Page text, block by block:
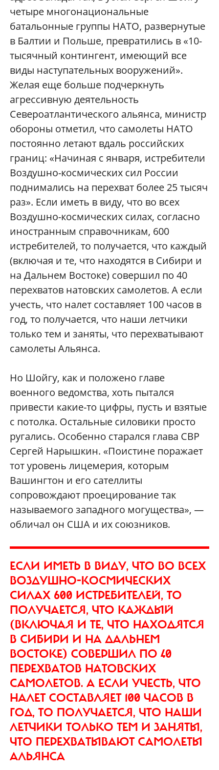
четыре многонациональные
батальонные группы НАТО, развернутые
в Балтии и Польше, превратились в «10-
тысячный контингент, имеющий все
виды наступательных вооружений».
Желая еще больше подчеркнуть
агрессивную деятельность
Североатлантического альянса, министр
обороны отметил, что самолеты НАТО
постоянно летают вдаль российских
границ: «Начиная с января, истребители
Воздушно-космических сил России
поднимались на перехват более 25 тысяч
раз». Если иметь в виду, что во всех
Воздушно-космических силах, согласно
иностранным справочникам, 600
истребителей, то получается, что каждый
(включая и те, что находятся в Сибири и
на Дальнем Востоке) совершил по 40
перехватов натовских самолетов. А если
учесть, что налет составляет 100 часов в
год, то получается, что наши летчики
только тем и заняты, что перехватывают
самолеты Альянса.
Но Шойгу, как и положено главе
военного ведомства, хоть пытался
привести какие-то цифры, пусть и взятые
с потолка. Остальные силовики просто
ругались. Особенно старался глава СВР
Сергей Нарышкин. «Поистине поражает
тот уровень лицемерия, которым
Вашингтон и его сателлиты
сопровождают проецирование так
называемого западного могущества», —
обличал он США и их союзников.
ЕСЛИ ИМЕТЬ В ВИДУ, ЧТО ВО ВСЕХ
ВОЗДУШНО-КОСМИЧЕСКИХ
СИЛАХ 600 ИСТРЕБИТЕЛЕЙ, ТО
ПОЛУЧАЕТСЯ, ЧТО КАЖДЫЙ
(ВКЛЮЧАЯ И ТЕ, ЧТО НАХОДЯТСЯ
В СИБИРИ И НА ДАЛЬНЕМ
ВОСТОКЕ) СОВЕРШИЛ ПО 40
ПЕРЕХВАТОВ НАТОВСКИХ
САМОЛЕТОВ. А ЕСЛИ УЧЕСТЬ, ЧТО
НАЛЕТ СОСТАВЛЯЕТ 100 ЧАСОВ В
ГОД, ТО ПОЛУЧАЕТСЯ, ЧТО НАШИ
ЛЕТЧИКИ ТОЛЬКО ТЕМ И ЗАНЯТЫ,
ЧТО ПЕРЕХВАТЫВАЮТ САМОЛЕТЫ
АЛЬЯНСА